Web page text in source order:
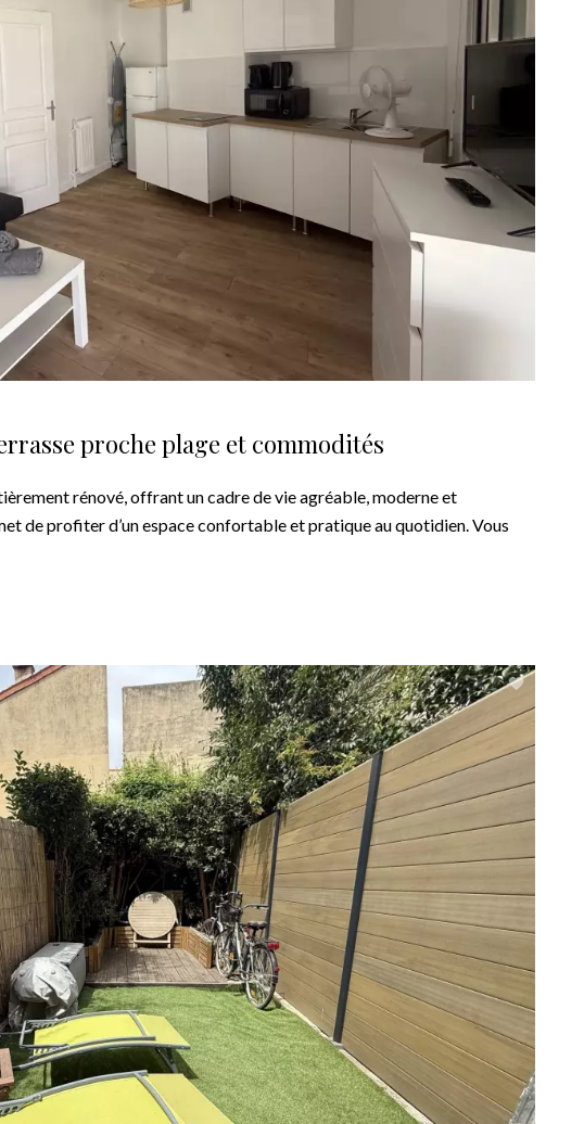
proche plage et commodités
rénové, offrant un cadre de vie agréable, moderne et
de profiter d’un espace confortable et pratique au quotidien. Vous